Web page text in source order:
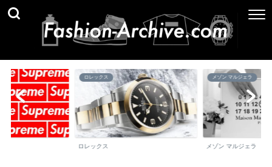
メゾン マルジェラ
メゾン マルジェラ
ブランド百科事典
ブランド百科事典